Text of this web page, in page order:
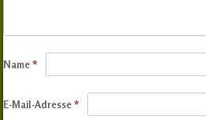
Name*
E-Mail-Adresse*